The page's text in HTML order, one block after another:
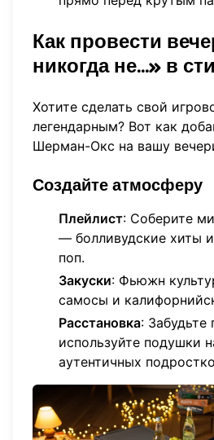
Как провести
никогда не...» в
Хотите сделать свой
легендарным? Вот как
Шерман-Окс на вашу
Создайте атмосферу
Плейлист: Соберите
— болливудские хиты
поп.
Закуски: Фьюжн
самосы и
Расстановка:
используйте подушки
аутентичных